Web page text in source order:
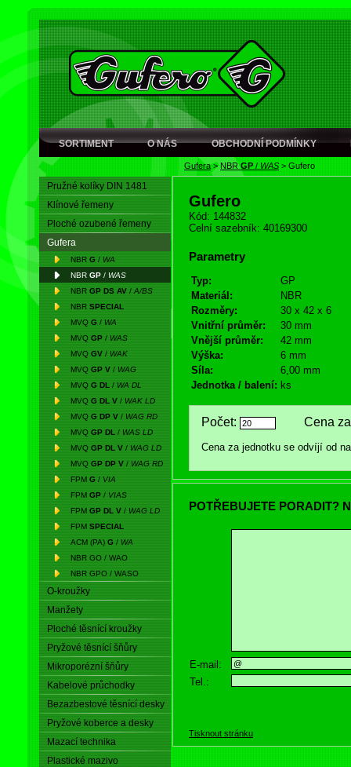
SORTIMENT O NÁS OBCHODNÍ PODMÍNKY
Gufera> NBRGP / WAS > Gufero
Pružné kolíky DIN 1481
Klínové řemeny
Ploché ozubené řemeny
Gufera
NBR G / WA
NBR GP / WAS
NBR GP DS AV / A/BS
NBR SPECIAL
MVQ G / WA
MVQ GP / WAS
MVQ GV / WAK
MVQ GP V / WAG
MVQ G DL / WA DL
MVQ G DL V / WAK LD
MVQ G DP V / WAG RD
MVQ GP DL / WAS LD
MVQ GP DL V / WAG LD
MVQ GP DP V / WAG RD
FPM G / VIA
FPM GP / VIAS
FPM GP DL V / WAG LD
FPM SPECIAL
ACM (PA) G / WA
NBR GO / WAO
NBR GPO / WASO
O-kroužky
Manžety
Ploché těsnící kroužky
Pryžové těsnící šňůry
Mikroporézní šňůry
Kabelové průchodky
Bezazbestové těsnící desky
Pryžové koberce a desky
Mazací technika
Plastické mazivo
Gufero
Kód: 144832
Celní sazebník: 40169300
Parametry
Typ:
GP
Materiál:
NBR
Rozměry:
30 x 42 x 6
Vnitřní průměr:
30 mm
Vnější průměr:
42 mm
Výška:
6 mm
Síla:
6,00 mm
Jednotka / balení: ks
Počet: Cena za
Cena za jednotku se odvíjí od
POTŘEBUJETE PORADIT?
E-mail:
Tel.:
Tisknout stránku